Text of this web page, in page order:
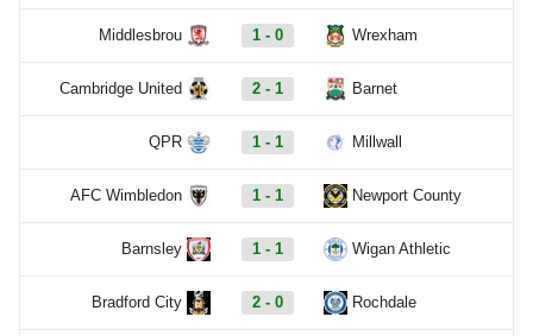
Middlesbrou 1 - 0 Wrexham
Cambridge United 2 - 1 Barnet
QPR 1 - 1 Millwall
AFC Wimbledon 1 - 1 Newport County
Barnsley 1 - 1 Wigan Athletic
Bradford City 2 - 0 Rochdale